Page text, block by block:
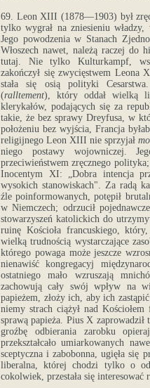
69. Leon XIII (1878—1903) był
tylko wygrał na zniesieniu
Jego powodzenia w Stanach
Włoszech nawet, należą raczej do
tutaj. Nie tylko Kulturkampf,
zakończył się zwycięstwem
stała się osią polityki
(ralltement), który oddał wielką
klerykałów, podających się za
takie, że bez sprawy Dreyfusa, w
położeniu bez wyjścia, Francja
religijnego Leon XIII nie sprzyjał
niego postawy wojowniczej.
przeciwieństwem zręcznego
Inocentym XI: „Dobra intencja
wysokich stanowiskach". Za radą
źle poinformowanych, potępił
w Niemczech; odrzucił
stowarzyszeń katolickich do
ruinę Kościoła francuskiego,
wielką trudnością wystarczające
którego powaga może jeszcze
nienawiść kongregacyj
ostatniego mało wzruszają
zachowują cały swój wpływ na
papieżem, złoży ich, aby ich
niemy strach ciążył nad
sprawą papieża. Pius X
groźbę odbierania zarobku
przekształcało umiarkowanych
sceptyczna i zabobonna, ugięła się
liberalna, której chodzi tylko o
cokolwiek, przestała się